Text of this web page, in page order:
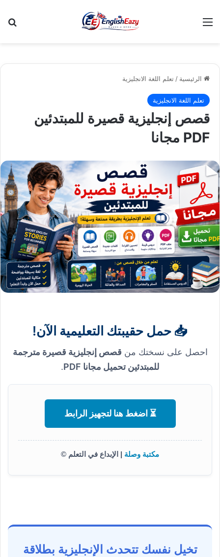
القائمة
الرئيسية / تعلم اللغة الانجليزية
تعلم اللغة الانجليزية
قصص إنجليزية قصيرة للمبتدئين
PDF مجانا
📥 حمل حقيبتك التعليمية الآن!
احصل على نسختك من قصص إنجليزية قصيرة مترجمة
للمبتدئين تحميل مجانا PDF
.
⏳ اضغط هنا لتجهيز الرابط
مكتبة وصلة | الإبداع في التعلم ©
تخيل نفسك تتحدث الإنجليزية بطلاقة